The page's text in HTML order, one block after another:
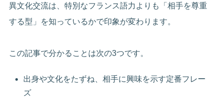
異文化交流は、特別なフランス語力よりも「相手を尊重
する型」を知っているかで印象が変わります。
この記事で分かることは次の3つです。
出身や文化をたずね、相手に興味を示す定番フレー
ズ